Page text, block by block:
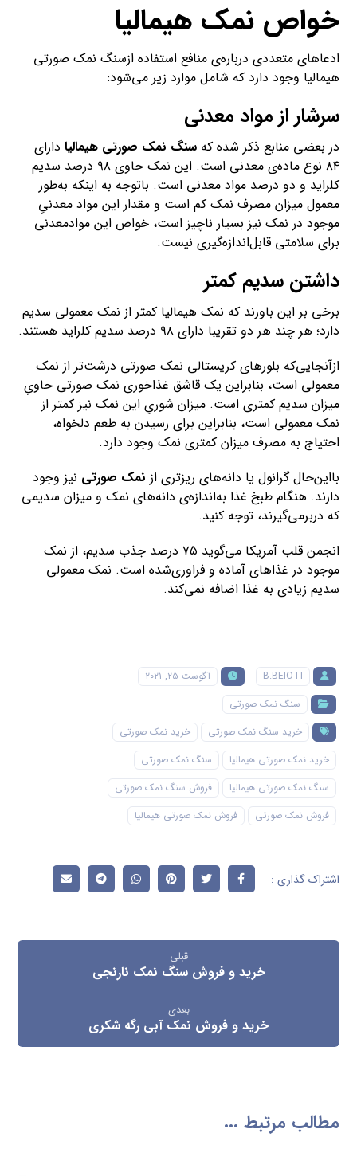
ازآنجایی‌که بلورهای کریستالی نمک‌ صورتی درشت‌تر از نمک‌
معمولی است، بنابراین یک قاشق غذاخوری نمک‌ صورتی حاویِ
میزان سدیم کمتری است. میزان شوریِ این نمک نیز کمتر از
نمک‌ معمولی است، بنابراین برای رسیدن به طعم دلخواه،
احتیاج به مصرف میزان کمتری نمک وجود دارد.
بااین‌حال گرانول یا دانه‌های ریزتری از
دارند. هنگام طبخ غذا به‌اندازه‌ی دانه‌های نمک و میزان سدیمی
که دربر‌می‌گیرند، توجه کنید.
انجمن قلب آمریکا می‌گوید ۷۵ درصد جذب سدیم، از نمک
موجود در غذاهای آماده و فراوری‌شده است. نمک‌ معمولی
سدیم زیادی به غذا اضافه نمی‌کند.
B.BEIOTI
آگوست ۲۵, ۲۰۲۱
خرید سنگ نمک صورتی
خرید نمک صورتی
خرید نمک صورتی هیمالیا
سنگ نمک صورتی
سنگ نمک صورتی هیمالیا
فروش سنگ نمک صورتی
قبلی
خرید و فروش نمک آبی رگه شکری
مطالب مرتبط ...